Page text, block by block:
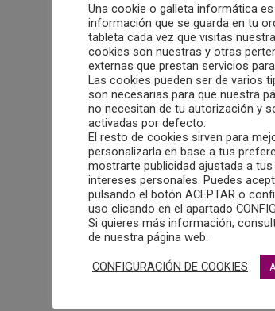
Una cookie o galleta informática
información que se guarda en tu
tableta cada vez que visitas
cookies son nuestras y otras
externas que prestan servicios
Las cookies pueden ser de varios
son necesarias para que nuestra
no necesitan de tu autorización y
activadas por defecto.
El resto de cookies sirven para
personalizarla en base a tus
mostrarte publicidad ajustada a
intereses personales. Puedes
pulsando el botón ACEPTAR o
uso clicando en el apartado
Si quieres más información,
de nuestra página web.
CONFIGURACIÓN DE COOKIES